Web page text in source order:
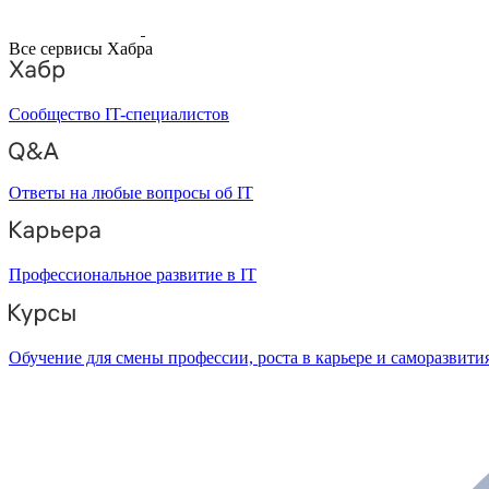
Все сервисы Хабра
Сообщество IT-специалистов
Ответы на любые вопросы об IT
Профессиональное развитие в IT
Обучение для смены профессии, роста в карьере и